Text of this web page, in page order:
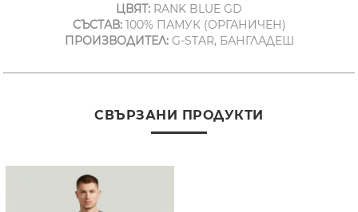
ЦВЯТ: RANK BLUE GD
СЪСТАВ:100% ПАМУК (ОРГАНИЧЕН)
ПРОИЗВОДИТЕЛ:G-STAR, БАНГЛАДЕШ
СВЪРЗАНИ ПРОДУКТИ